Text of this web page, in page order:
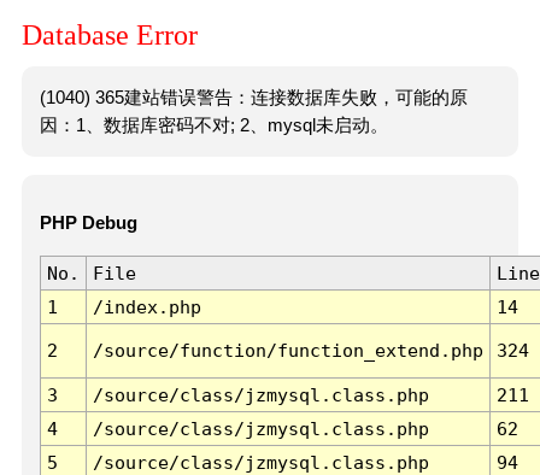
Database Error
(1040) 365建站错误警告：连接数据库失败，可能的原
因：1、数据库密码不对; 2、mysql未启动。
PHP Debug
No. File
Line
1
/index.php 14
2 /source/function/function_extend.php 324
3 /source/class/jzmysql.class.php
211
4
/source/class/jzmysql.class.php
62
5
/source/class/jzmysql.class.php
94